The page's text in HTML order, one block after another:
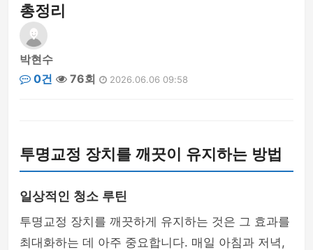
총정리
박현수
0건
76회 2026.06.06 09:58
투명교정 장치를 깨끗이 유지하는 방법
일상적인 청소 루틴
투명교정 장치를 깨끗하게 유지하는 것은 그 효과를
최대화하는 데 아주 중요합니다. 매일 아침과 저녁,